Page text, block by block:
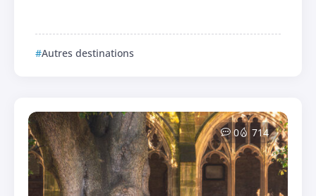
Autres destinations
0 714